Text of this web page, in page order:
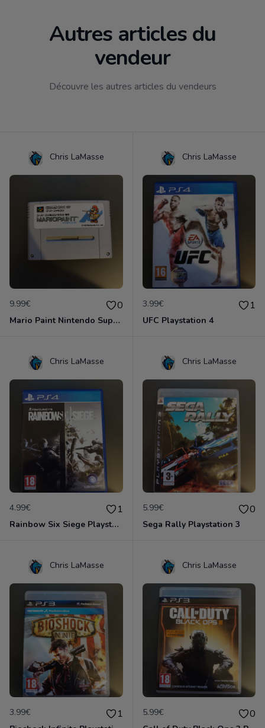
Autres articles du
vendeur
Découvre les autres articles du vendeurs
Chris LaMasse
9.99€ 0
Mario Paint Nintendo Super Famicon
Chris LaMasse
3.99€ 1
UFC Playstation 4
Chris LaMasse
4.99€ 1
Rainbow Six Siege Playstation 4
Chris LaMasse
5.99€ 0
Sega Rally Playstation 3
Chris LaMasse
3.99€ 1
Chris LaMasse
5.99€ 0